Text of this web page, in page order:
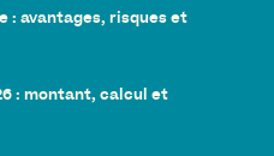
: avantages, risques et
: montant, calcul et